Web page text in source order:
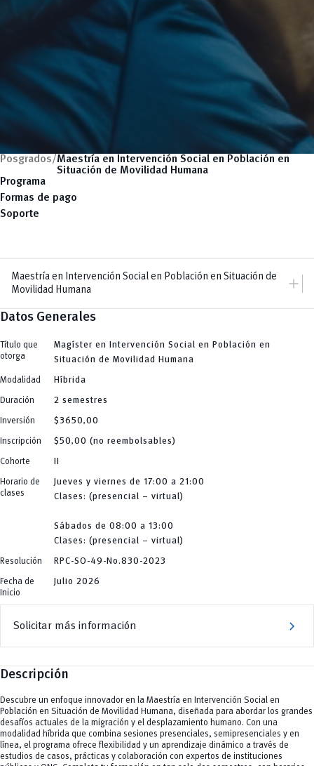
Posgrados/Maestría en Intervención Social en Población en
Situación de Movilidad Humana
Programa
Formas de pago
Soporte
Maestría en Intervención Social en Población en Situación de
Movilidad Humana
add
Dir. Posgrados
add
Equipo
Arquitectura
Artes y Humanidades
C.Sociales
Educación, Artes y Humanidades
Ingeniería
Ingeniería Industria y Construcción
INgenieriaIndustria y Construcción
Ingenierías
Ingenierías, Tecnologías, Arquitectura, y Agropecuarias
Salud Humana y Bienestar
Tecnologías
y Agropecuarias
Especializaciones
remove
Doctorados
add
Artes y Humanidades
C.Sociales
Educación, Artes y Humanidades
INgenieriaIndustria y Construcción
Ingenierías
Tecnologías
y Agropecuarias
Cursos Especializados
Artes y Humanidades
C.Sociales
Educación, Artes y Humanidades
Ingeniería
Ingeniería Industria y Construcción
INgenieriaIndustria y Construcción
Ingenierías, Tecnologías, Arquitectura, y Agropecuarias
Tecnologías
Datos Generales
Título que
otorga
Magíster en Intervención Social en Población en
Situación de Movilidad Humana
Modalidad Híbrida
Duración 2 semestres
Inversión $3650,00
Inscripción $50,00 (no reembolsables)
Cohorte
Horario de
clases
Jueves y viernes de 17:00 a 21:00
Clases: (presencial – virtual)
Sábados de 08:00 a 13:00
Clases: (presencial – virtual)
Resolución RPC-SO-49-No.830-2023
Fecha de
Inicio
Julio 2026
Solicitar más información chevron_right
Descripción
Descubre un enfoque innovador en la Maestría en Intervención Social en
Población en Situación de Movilidad Humana, diseñada para abordar los grandes
desafíos actuales de la migración y el desplazamiento humano. Con una
modalidad híbrida que combina sesiones presenciales, semipresenciales y en
línea, el programa ofrece flexibilidad y un aprendizaje dinámico a través de
estudios de casos, prácticas y colaboración con expertos de instituciones